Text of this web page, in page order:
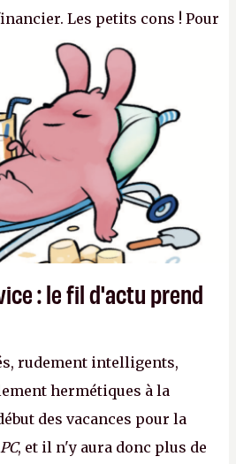
Les petits cons ! Pour
Baszucki peut compter
en Russie et l'explosion des
%). L'avenir appartient donc
jamais que des enfants
P.
: le fil d'actu prend
rudement intelligents,
hermétiques à la
des vacances pour la
, et il n'y aura donc plus de